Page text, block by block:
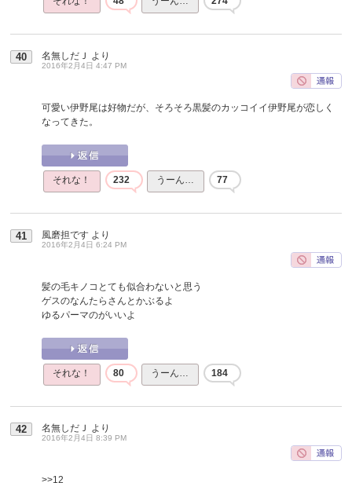
40 名無しだＪ より
2016年2月4日 4:47 PM
可愛い伊野尾は好物だが、そろそろ黒髪のカッコイイ伊野尾が恋しく
なってきた。
それな！ 232 うーん… 77
41 風磨担です より
2016年2月4日 6:24 PM
髪の毛キノコとても似合わないと思う
ゲスのなんたらさんとかぶるよ
ゆるパーマのがいいよ
それな！ 80 うーん… 184
42 名無しだＪ より
2016年2月4日 8:39 PM
>>12